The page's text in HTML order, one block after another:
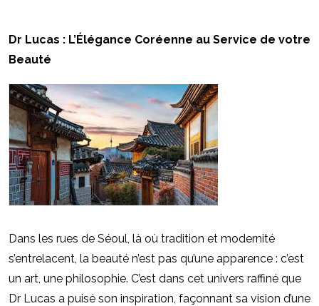
Dr Lucas : L’Élégance Coréenne au Service de votre
Beauté
Dans les rues de Séoul, là où tradition et modernité
s’entrelacent, la beauté n’est pas qu’une apparence : c’est
un art, une philosophie. C’est dans cet univers raffiné que
Dr Lucas a puisé son inspiration, façonnant sa vision d’une